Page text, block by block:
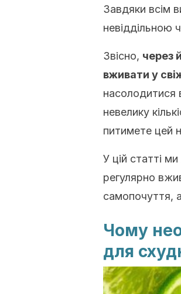
Завдяки всім
невіддільною
Звісно, через
вживати у
насолодитися
невелику
питимете цей
У цій статті
регулярно
самопочуття,
Чому
для